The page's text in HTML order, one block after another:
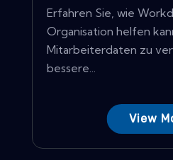
Erfahren Sie, wie
Organisation helfen
Mitarbeiterdaten zu
bessere...
View